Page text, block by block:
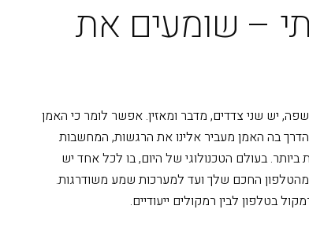
– שומעים את
יש שני צדדים, מדבר ומאזין. אפשר לומר כי האמן
בה האמן מעביר אלינו את הרגשות, המחשבות
בעולם הטכנולוגי של היום, בו לכל אחד יש
מהטלפון החכם שלך ועד למערכות שמע משודרגות.
בטלפון לבין רמקולים ייעודיים.